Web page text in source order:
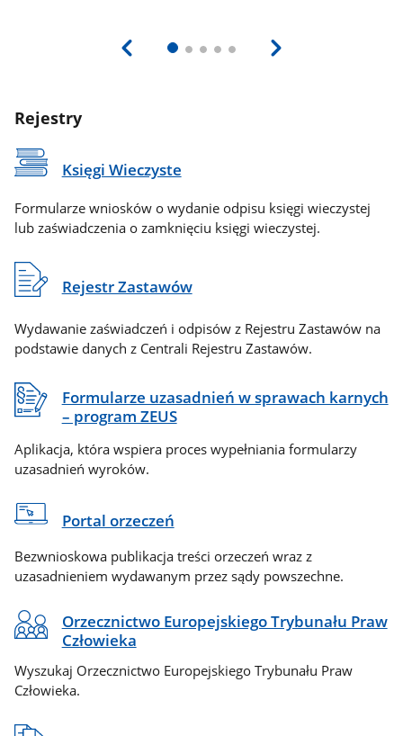
Rejestry
Księgi Wieczyste
Formularze wniosków o wydanie odpisu księgi wieczystej
lub zaświadczenia o zamknięciu księgi wieczystej.
Rejestr Zastawów
Wydawanie zaświadczeń i odpisów z Rejestru Zastawów na
podstawie danych z Centrali Rejestru Zastawów.
Formularze uzasadnień w sprawach karnych
– program ZEUS
Aplikacja, która wspiera proces wypełniania formularzy
uzasadnień wyroków.
Portal orzeczeń
Bezwnioskowa publikacja treści orzeczeń wraz z
uzasadnieniem wydawanym przez sądy powszechne.
Orzecznictwo Europejskiego Trybunału Praw
Człowieka
Wyszukaj Orzecznictwo Europejskiego Trybunału Praw
Człowieka.